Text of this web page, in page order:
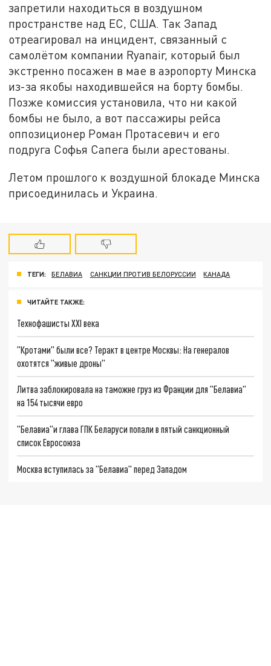
запретили находиться в воздушном
пространстве над ЕС, США. Так Запад
отреагировал на инцидент, связанный с
самолётом компании Ryanair, который был
экстренно посажен в мае в аэропорту Минска
из-за якобы находившейся на борту бомбы.
Позже комиссия установила, что ни какой
бомбы не было, а вот пассажиры рейса
оппозиционер Роман Протасевич и его
подруга Софья Сапега были арестованы.
Летом прошлого к воздушной блокаде Минска
присоединилась и Украина.
ТЕГИ: БЕЛАВИА САНКЦИИ ПРОТИВ БЕЛОРУССИИ КАНАДА
ЧИТАЙТЕ ТАКЖЕ:
Технофашисты XXI века
"Кротами" были все? Теракт в центре Москвы: На генералов
охотятся "живые дроны"
Литва заблокировала на таможне груз из Франции для "Белавиа"
на 154 тысячи евро
"Белавиа"и глава ГПК Беларуси попали в пятый санкционный
список Евросоюза
Москва вступилась за "Белавиа" перед Западом